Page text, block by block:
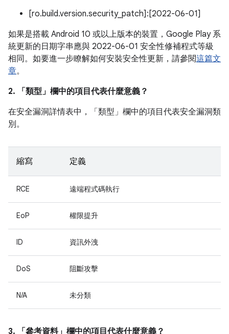
[ro.build.version.security_patch]:[2022-06-01]
如果是搭載 Android 10 或以上版本的裝置，Google Play 系
統更新的日期字串應與 2022-06-01 安全性修補程式等級
相同。如要進一步瞭解如何安裝安全性更新，請參閱這篇文
章。
2. 「類型」 欄中的項目代表什麼意義？
在安全漏洞詳情表中，「類型」 欄中的項目代表安全漏洞類
別。
縮寫 定義
RCE 遠端程式碼執行
EoP 權限提升
ID 資訊外洩
DoS 阻斷攻擊
N/A 未分類
3. 「參考資料」 欄中的項目代表什麼意義？